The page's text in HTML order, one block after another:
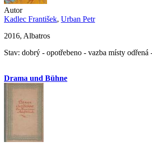
Autor
Kadlec František, Urban Petr
2016, Albatros
Stav: dobrý - opotřebeno - vazba místy odřená
Drama und Bühne